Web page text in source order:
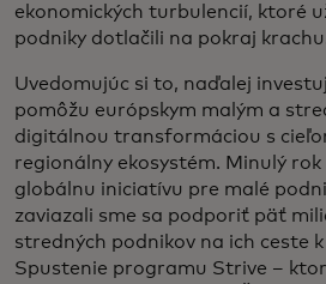
ekonomických turbulencií, ktoré
podniky dotlačili na pokraj
Uvedomujúc si to, naďalej
pomôžu európskym malým a
digitálnou transformáciou s
regionálny ekosystém. Minulý
globálnu iniciatívu pre malé
zaviazali sme sa podporiť päť
stredných podnikov na ich ceste
Spustenie programu Strive –